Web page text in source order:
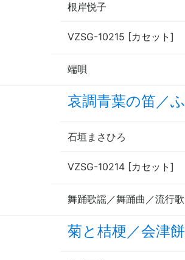
根岸悦子
VZSG-10215 [カセット]
端唄
哀調青葉の笛／
石垣まさひろ
VZSG-10214 [カセット]
舞踊歌謡／舞踊曲／流行歌
菊と桔梗／会津